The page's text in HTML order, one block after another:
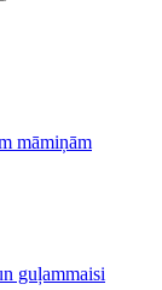
māmiņām
guļammaisi